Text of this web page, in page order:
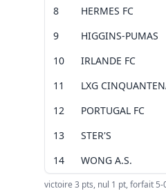
8
HERMES FC
9
HIGGINS-PUMAS
10
IRLANDE FC
11
LXG
12
PORTUGAL FC
13
STER'S
14
WONG A.S.
victoire 3 pts, nul 1 pt, forfait 5-